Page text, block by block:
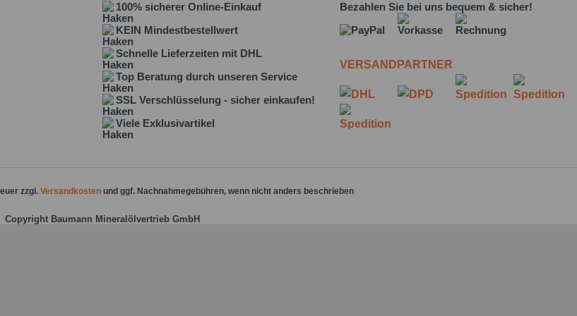
100% sicherer Online-Einkauf
KEIN Mindestbestellwert
Schnelle Lieferzeiten mit DHL
Top Beratung durch unseren Service
SSL Verschlüsselung - sicher einkaufen!
Viele Exklusivartikel
Bezahlen Sie bei uns bequem & sicher!
VERSANDPARTNER
zzgl. Versandkosten und ggf. Nachnahmegebühren, wenn nicht anders beschrieben
Copyright Baumann Mineralölvertrieb GmbH